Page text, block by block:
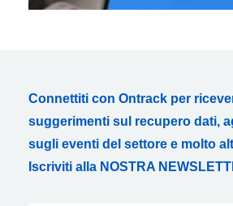
Connettiti con Ontrack per
suggerimenti sul recupero dati,
sugli eventi del settore e molto
Iscriviti alla NOSTRA